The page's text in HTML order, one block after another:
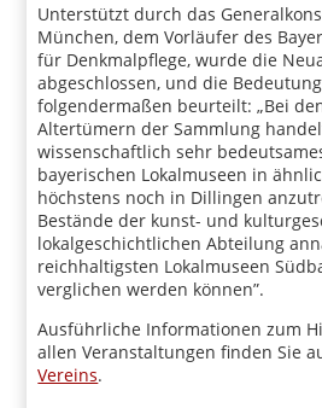
Unterstützt durch das
München, dem Vorläufer des
für Denkmalpflege, wurde die
abgeschlossen, und die
folgendermaßen beurteilt: „Bei
Altertümern der Sammlung
wissenschaftlich sehr
bayerischen Lokalmuseen in
höchstens noch in Dillingen
Bestände der kunst- und
lokalgeschichtlichen Abteilung
reichhaltigsten Lokalmuseen
verglichen werden können”.
Ausführliche Informationen zum
allen Veranstaltungen finden Sie
Vereins.